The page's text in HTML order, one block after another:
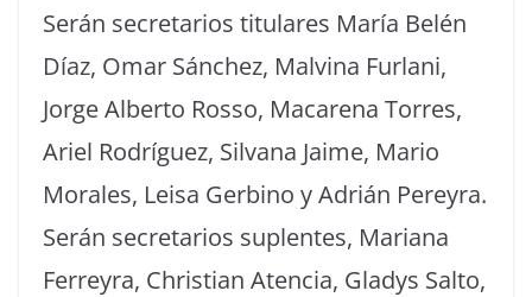
Serán secretarios titulares María Belén
Díaz, Omar Sánchez, Malvina Furlani,
Jorge Alberto Rosso, Macarena Torres,
Ariel Rodríguez, Silvana Jaime, Mario
Morales, Leisa Gerbino y Adrián Pereyra.
Serán secretarios suplentes, Mariana
Ferreyra, Christian Atencia, Gladys Salto,